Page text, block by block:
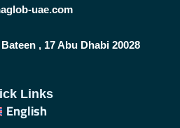
uae.com
, 17 Abu Dhabi 20028
Links
English